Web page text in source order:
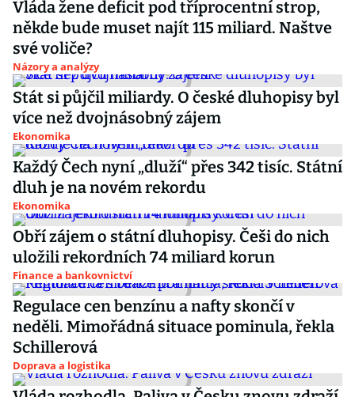
Vláda žene deficit pod tříprocentní strop,
někde bude muset najít 115 miliard. Naštve
své voliče?
Názory a analýzy
Stát si půjčil miliardy. O české dluhopisy byl
více než dvojnásobný zájem
Ekonomika
Každý Čech nyní „dluží“ přes 342 tisíc. Státní
dluh je na novém rekordu
Ekonomika
Obří zájem o státní dluhopisy. Češi do nich
uložili rekordních 74 miliard korun
Finance a bankovnictví
Regulace cen benzínu a nafty skončí v
neděli. Mimořádná situace pominula, řekla
Schillerová
Doprava a logistika